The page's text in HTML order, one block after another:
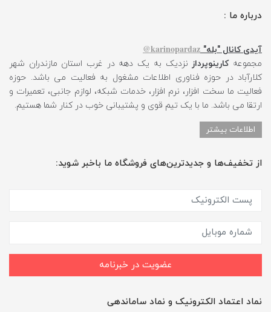
درباره ما :
آیدی کانال "بله" karinopardaz@
مجموعهکارینوپرداز نزدیک به یک دهه در غرب استان مازندران شهر
کلارآباد در حوزه فناوری اطلاعات مشغول به فعالیت می باشد. حوزه
فعالیت ما سخت افزار، نرم افزار، خدمات شبکه، لوازم جانبی، تعمیرات و
ارتقا می باشد. ما با یک تیم قوی و پشتیبانی خوب در کنار شما هستیم.
اطلاعات بیشتر
از تخفیف‌ها و جدیدترین‌های فروشگاه ما باخبر شوید:
عضویت در خبرنامه
نماد اعتماد الکترونیک و نماد ساماندهی